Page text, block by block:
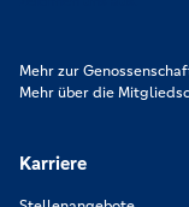
Mehr zur
Mehr über die
Karriere